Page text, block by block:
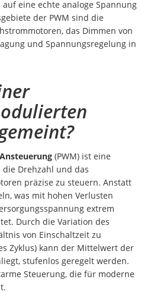
eine echte analoge Spannung
der PWM sind die
das Dimmen von
und Spannungsregelung in
(PWM) ist eine
Drehzahl und das
präzise zu steuern. Anstatt
was mit hohen Verlusten
extrem
Durch die Variation des
von Einschaltzeit zu
Zyklus) kann der Mittelwert der
stufenlos geregelt werden.
Steuerung, die für moderne